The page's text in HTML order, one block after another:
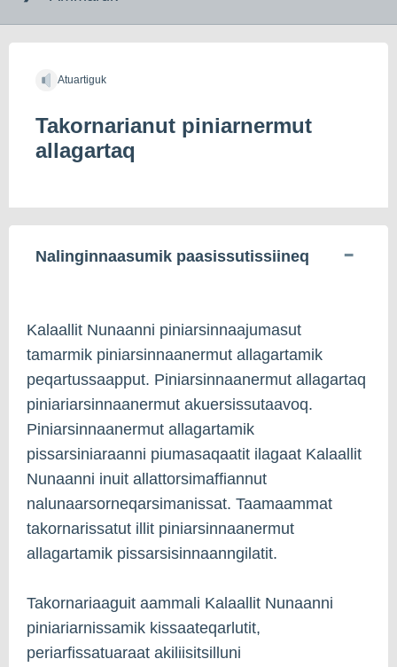
indholdet
Atuartiguk
Takornarianut piniarnermut
allagartaq
Nalinginnaasumik paasissutissiineq
Kalaallit Nunaanni piniarsinnaajumasut
tamarmik piniarsinnaanermut allagartamik
peqartussaapput. Piniarsinnaanermut allagartaq
piniariarsinnaanermut akuersissutaavoq.
Piniarsinnaanermut allagartamik
pissarsiniaraanni piumasaqaatit ilagaat Kalaallit
Nunaanni inuit allattorsimaffiannut
nalunaarsorneqarsimanissat. Taamaammat
takornarissatut illit piniarsinnaanermut
allagartamik pissarsisinnaanngilatit.
Takornariaaguit aammali Kalaallit Nunaanni
piniariarnissamik kissaateqarlutit,
periarfissatuaraat akiliisitsilluni